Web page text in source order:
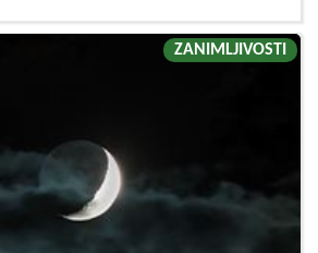
ZANIMLJIVOSTI